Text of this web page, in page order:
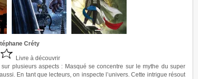
Créty
Livre à découvrir
plusieurs aspects : Masqué se concentre sur le mythe du super
En tant que lecteurs, on inspecte l’univers. Cette intrigue résout